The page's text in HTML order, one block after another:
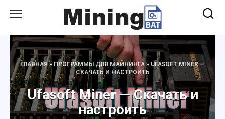
ГЛАВНАЯ» ПРОГРАММЫ ДЛЯ МАЙНИНГА» UFASOFT MINER —
СКАЧАТЬ И НАСТРОИТЬ
Ufasoft Miner — Скачать и
настроить